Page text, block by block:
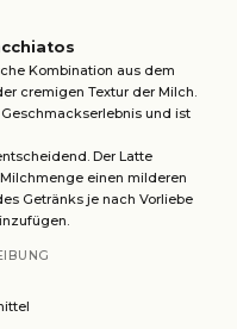
Kombination aus dem
cremigen Textur der Milch.
und ist
Der Latte
einen milderen
Getränks je nach Vorliebe